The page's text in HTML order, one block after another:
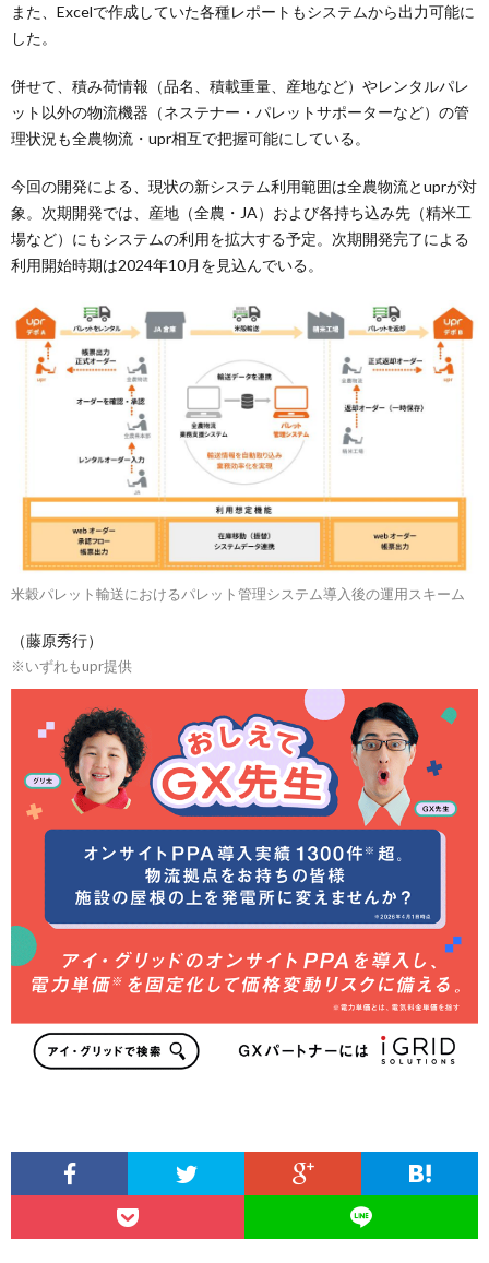
また、Excelで作成していた各種レポートもシステムから出力可能に
した。
併せて、積み荷情報（品名、積載重量、産地など）やレンタルパレ
ット以外の物流機器（ネステナー・パレットサポーターなど）の管
理状況も全農物流・upr相互で把握可能にしている。
今回の開発による、現状の新システム利用範囲は全農物流とuprが対
象。次期開発では、産地（全農・JA）および各持ち込み先（精米工
場など）にもシステムの利用を拡大する予定。次期開発完了による
利用開始時期は2024年10月を見込んでいる。
米穀パレット輸送におけるパレット管理システム導入後の運用スキーム
（藤原秀行）
※いずれもupr提供